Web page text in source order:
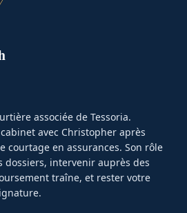
associée de Tessoria.
avec Christopher après
courtage en assurances. Son rôle
dossiers, intervenir auprès des
traîne, et rester votre